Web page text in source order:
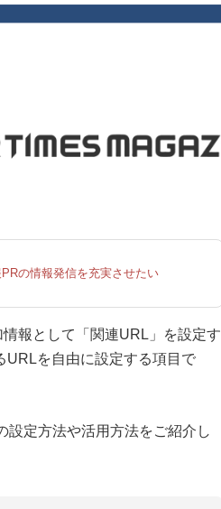
PRの情報発信を充実させたい
報として「関連URL」を設定す
URLを自由に設定する項目で
設定方法や活用方法をご紹介し